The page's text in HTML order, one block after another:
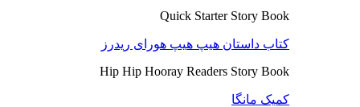
Quick Starter Story Book
کتاب داستان هیپ هیپ هورای ریدرز
Hip Hip Hooray Readers Story Book
کمیک مانگا